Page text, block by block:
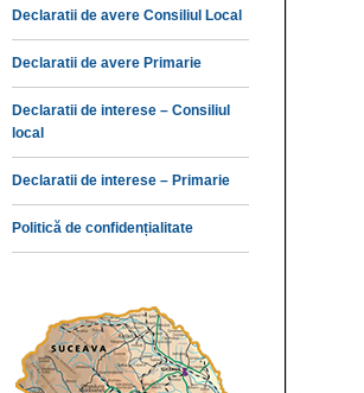
Declaratii de avere Consiliul Local
Declaratii de avere Primarie
Declaratii de interese – Consiliul
local
Declaratii de interese – Primarie
Politică de confidențialitate